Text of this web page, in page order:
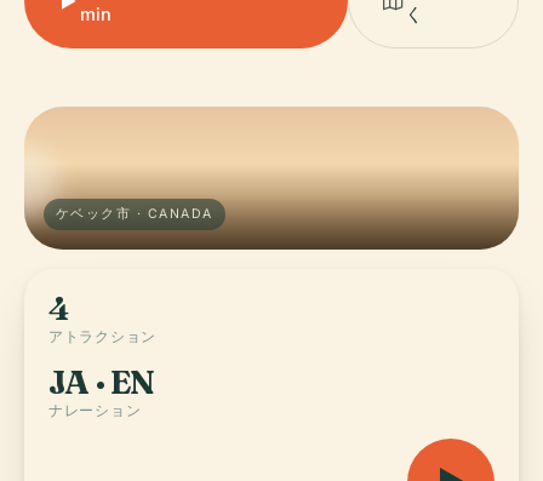
min
く
ケベック市 · CANADA
4
アトラクション
JA · EN
ナレーション